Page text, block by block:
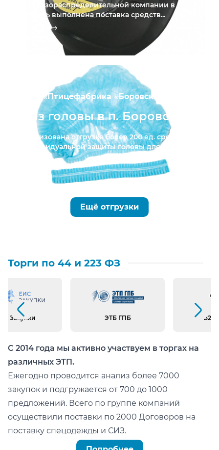
Для газораспределительной компании в
г.Пермь выполнена поставка средств...
ПАО «Птицефабрика «Боровская»
Сиз головы в п. Боровский
Реализована отгрузка более 200 ед. средств
индивидуальной защиты головы для ...
Ещё отгрузки
Торги по 44 и 223 ФЗ
Закупки ЭТБ ГПБ B2B
Предыдущий слайд
Следующий слайд
С 2014 года мы активно участвуем в торгах на
различных ЭТП.
Ежегодно проводится анализ более 7000
закупок и подгружается от 700 до 1000
предложений. Всего по группе компаний
осуществили поставки по 2000 Договоров на
поставку спецодежды и СИЗ.
Можно легко проверить тот факт, что мы: